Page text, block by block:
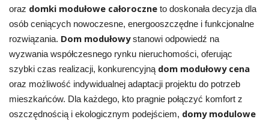
oraz domki modułowe całoroczneto doskonała decyzja dla
osób ceniących nowoczesne, energooszczędne i funkcjonalne
rozwiązania. Dom modułowystanowi odpowiedź na
wyzwania współczesnego rynku nieruchomości, oferując
szybki czas realizacji, konkurencyjną dom modułowy cena
oraz możliwość indywidualnej adaptacji projektu do potrzeb
mieszkańców. Dla każdego, kto pragnie połączyć komfort z
oszczędnością i ekologicznym podejściem, domy modulowe